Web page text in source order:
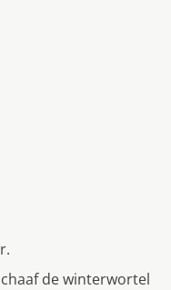
de winterwortel